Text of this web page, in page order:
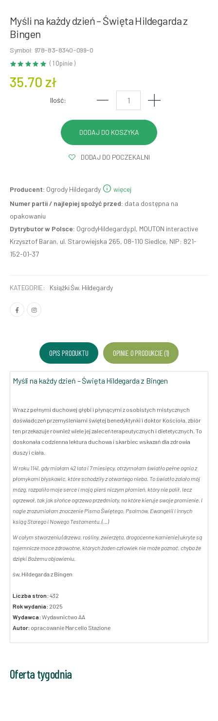
Myśli na każdy dzień – Święta Hildegarda z
Bingen
Symbol: 978-83-8340-099-0
( 1 Opinie )
35.70 zł
Ilość:
DODAJ DO POCZEKALNI
Producent: Ogrody Hildegardy
więcej
Numer partii / najlepiej spożyć przed: data dostępna na
opakowaniu
Dytrybutor w Polsce: OgrodyHildegardy.pl, MOUTON interactive
Krzysztof Baran, ul. Starowiejska 265, 08-110 Siedlce, NIP: 821-
152-01-37
KATEGORIE: Książki Św. Hildegardy
OPIS PRODUKTU OPINIE O PRODUKCIE (1)
Myśli na każdy dzień – Święta Hildegarda z Bingen
Wraz z pełnymi duchowej głębi i płynącymi z osobistych mistycznych
doświadczeń przemyśleniami świętej benedyktynki i doktor Kościoła, zbiór
ten przekazuje również wiele jej zaleceń terapeutycznych i dietetycznych. To
doskonała codzienna lektura duchowa i skarbiec wskazań dla zdrowia
duszy i ciała.
W roku 1141, gdy miałam 42 lata i 7 miesięcy, otrzymałam światło pełne ognia z
płomykami błyskawic, które schodziły z otwartego nieba. To światło zalało mój
mózg, rozpaliło moje serce i moją pierś niczym płomień, który nie palił, lecz
ogrzewał, tak jak słońce ogrzewa przedmioty, na które kieruje swoje promienie. I
nagle zrozumiałam znaczenie Pisma Świętego, Psalmów, Ewangelii i innych
ksiąg Starego i Nowego Testamentu. (…)
W całym stworzeniu (drzewa, rośliny, zwierzęta, drogocenne kamienie) ukryte są
tajemnicze moce zdrowotne, których żaden człowiek nie może poznać, chyba że
dzięki Bożemu objawieniu.
św. Hildegarda z Bingen
Liczba stron: 432
Rok wydania: 2025
Wydawca: Wydawnictwo AA
Autor: opracowanie Marcello Stazione
Oferta tygodnia